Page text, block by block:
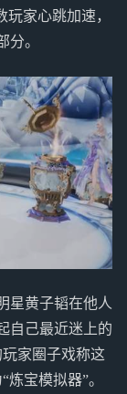
家心跳加速，
分。
星黄子韬在他人
自己最近迷上的
家圈子戏称这
宝模拟器”。